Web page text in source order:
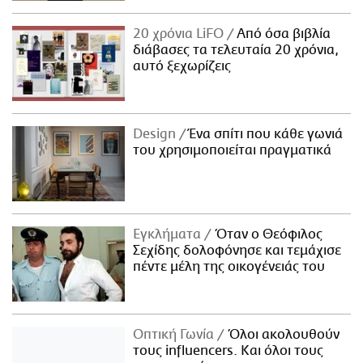
20 χρόνια LiFO
Από όσα βιβλία
διάβασες τα τελευταία 20 χρόνια,
αυτό ξεχωρίζεις
Design
Ένα σπίτι που κάθε γωνιά
του χρησιμοποιείται πραγματικά
Εγκλήματα
Όταν ο Θεόφιλος
Σεχίδης δολοφόνησε και τεμάχισε
πέντε μέλη της οικογένειάς του
Οπτική Γωνία
Όλοι ακολουθούν
τους influencers. Και όλοι τους